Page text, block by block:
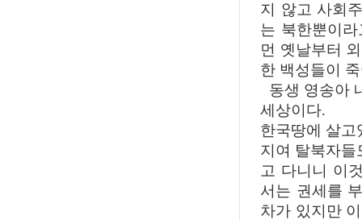
지 않고 사회
는 북한뿐이
먼 옛날부터
한 백성들이
동생 영송아
세상이다.
한국땅에 살고
지여 탈북자들
고 다니니 이
서는 권세를
차가 있지만